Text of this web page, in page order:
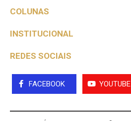
COLUNAS
INSTITUCIONAL
REDES SOCIAIS
FACEBOOK YOUTUBE